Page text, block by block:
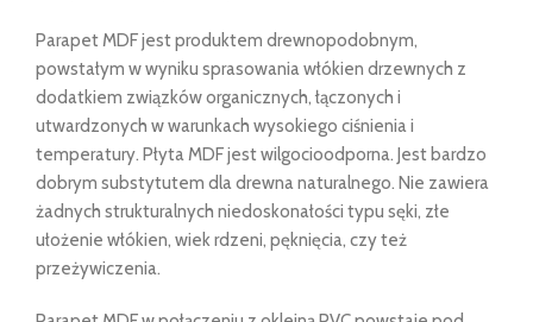
Parapet MDF jest produktem drewnopodobnym,
powstałym w wyniku sprasowania włókien drzewnych z
dodatkiem związków organicznych, łączonych i
utwardzonych w warunkach wysokiego ciśnienia i
temperatury. Płyta MDF jest wilgocioodporna. Jest bardzo
dobrym substytutem dla drewna naturalnego. Nie zawiera
żadnych strukturalnych niedoskonałości typu sęki, złe
ułożenie włókien, wiek rdzeni, pęknięcia, czy też
przeżywiczenia.